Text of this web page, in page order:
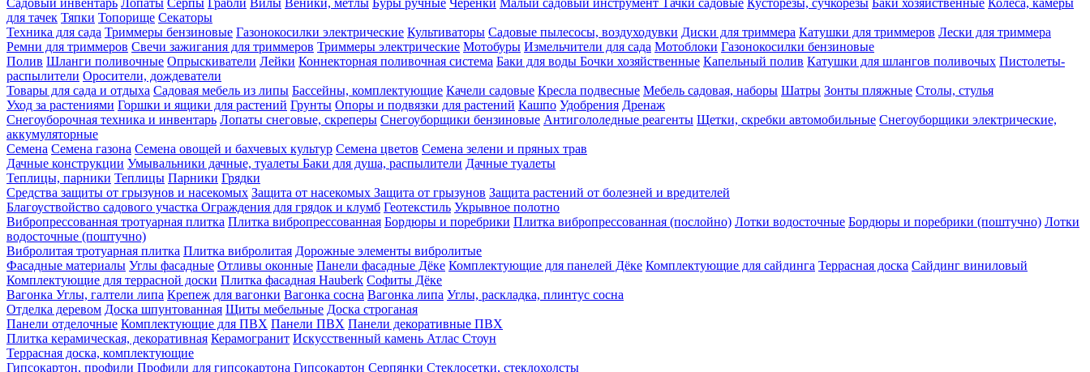
для тачек Тяпки Топорище Секаторы
Техника для сада Триммеры бензиновые Газонокосилки электрические Культиваторы Садовые пылесосы, воздуходувки Диски для триммера Катушки для триммеров Лески для триммера
Ремни для триммеров Свечи зажигания для триммеров Триммеры электрические Мотобуры Измельчители для сада Мотоблоки Газонокосилки бензиновые
Полив Шланги поливочные Опрыскиватели Лейки Коннекторная поливочная система Баки для воды Бочки хозяйственные Капельный полив Катушки для шлангов поливочых Пистолеты-
распылители Оросители, дождеватели
Товары для сада и отдыха Садовая мебель из липы Бассейны, комплектующие Качели садовые Кресла подвесные Мебель садовая, наборы Шатры Зонты пляжные Столы, стулья
Уход за растениями Горшки и ящики для растений Грунты Опоры и подвязки для растений Кашпо Удобрения Дренаж
Снегоуборочная техника и инвентарь Лопаты снеговые, скреперы Снегоуборщики бензиновые Антигололедные реагенты Щетки, скребки автомобильные Снегоуборщики электрические,
аккумуляторные
Семена Семена газона Семена овощей и бахчевых культур Семена цветов Семена зелени и пряных трав
Дачные конструкции Умывальники дачные, туалеты Баки для душа, распылители Дачные туалеты
Теплицы, парники Теплицы Парники Грядки
Средства защиты от грызунов и насекомых Защита от насекомых Защита от грызунов Защита растений от болезней и вредителей
Благоуствойство садового участка Ограждения для грядок и клумб Геотекстиль Укрывное полотно
Вибропрессованная тротуарная плитка Плитка вибропрессованная Бордюры и поребрики Плитка вибропрессованная (послойно) Лотки водосточные Бордюры и поребрики (поштучно) Лотки
водосточные (поштучно)
Вибролитая тротуарная плитка Плитка вибролитая Дорожные элементы вибролитые
Фасадные материалы Углы фасадные Отливы оконные Панели фасадные Дёке Комплектующие для панелей Дёке Комплектующие для сайдинга Террасная доска Сайдинг виниловый
Комплектующие для террасной доски Плитка фасадная Hauberk Софиты Дёке
Вагонка Углы, галтели липа Крепеж для вагонки Вагонка сосна Вагонка липа Углы, раскладка, плинтус сосна
Отделка деревом Доска шпунтованная Щиты мебельные Доска строганая
Панели отделочные Комплектующие для ПВХ Панели ПВХ Панели декоративные ПВХ
Плитка керамическая, декоративная Керамогранит Искусственный камень Атлас Стоун
Террасная доска, комплектующие
Гипсокартон, профили Профили для гипсокартона Гипсокартон Серпянки Стеклосетки, стеклохолсты